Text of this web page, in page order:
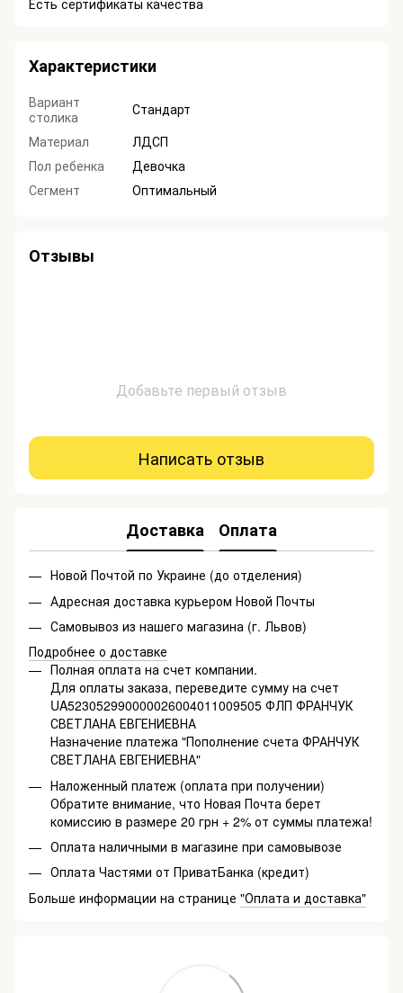
Есть сертификаты качества
Характеристики
Вариант
столика
Стандарт
Материал
ЛДСП
Пол ребенка
Девочка
Сегмент
Оптимальный
Отзывы
Добавьте первый отзыв
Написать отзыв
Доставка Оплата
Новой Почтой по Украине (до отделения)
Адресная доставка курьером Новой Почты
Самовывоз из нашего магазина (г. Львов)
Подробнее о доставке
Полная оплата на счет компании.
Для оплаты заказа, переведите сумму на счет
UA523052990000026004011009505 ФЛП ФРАНЧУК
СВЕТЛАНА ЕВГЕНИЕВНА
Назначение платежа "Пополнение счета ФРАНЧУК
СВЕТЛАНА ЕВГЕНИЕВНА"
Наложенный платеж (оплата при получении)
Обратите внимание, что Новая Почта берет
комиссию в размере 20 грн + 2% от суммы платежа!
Оплата наличными в магазине при самовывозе
Оплата Частями от ПриватБанка (кредит)
Больше информации на странице "Оплата и доставка"